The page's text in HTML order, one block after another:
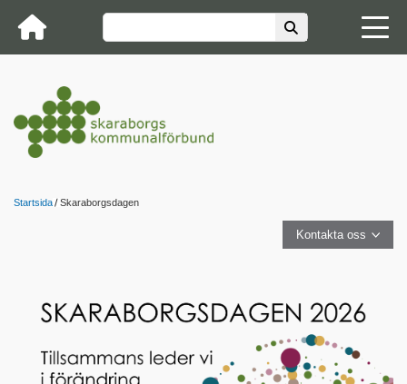
Startsida Skaraborgsdagen
Kontakta oss